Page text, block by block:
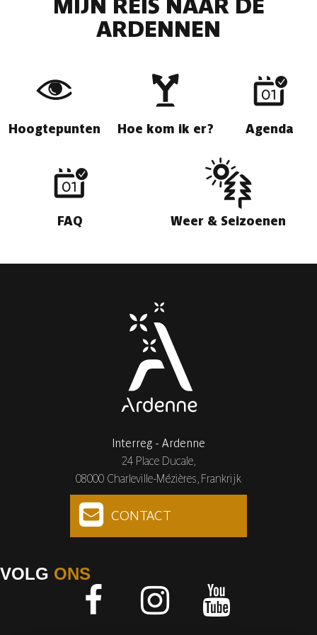
MIJN REIS NAAR DE
ARDENNEN
Hoogtepunten Hoe kom ik er? Agenda
FAQ Weer & Seizoenen
Interreg - Ardenne
24 Place Ducale,
08000 Charleville-Mézières, Frankrijk
CONTACT
VOLG ONS